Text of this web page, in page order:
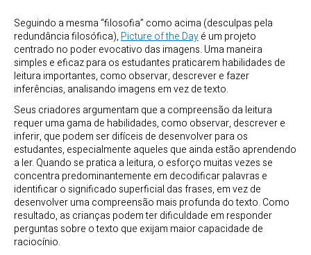
Seguindo a mesma “filosofia” como acima (desculpas pela
redundância filosófica), Picture of the Dayé um projeto
centrado no poder evocativo das imagens. Uma maneira
simples e eficaz para os estudantes praticarem habilidades de
leitura importantes, como observar, descrever e fazer
inferências, analisando imagens em vez de texto.
Seus criadores argumentam que a compreensão da leitura
requer uma gama de habilidades, como observar, descrever e
inferir, que podem ser difíceis de desenvolver para os
estudantes, especialmente aqueles que ainda estão aprendendo
a ler. Quando se pratica a leitura, o esforço muitas vezes se
concentra predominantemente em decodificar palavras e
identificar o significado superficial das frases, em vez de
desenvolver uma compreensão mais profunda do texto. Como
resultado, as crianças podem ter dificuldade em responder
perguntas sobre o texto que exijam maior capacidade de
raciocínio.